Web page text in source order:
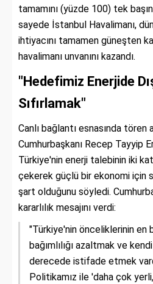
tamamını (yüzde 100) tek
sayede İstanbul Havalimanı,
ihtiyacını tamamen güneşten
havalimanı unvanını kazandı.
"Hedefimiz Enerjide
Sıfırlamak"
Canlı bağlantı esnasında tören
Cumhurbaşkanı Recep Tayyip
Türkiye'nin enerji talebinin iki
çekerek güçlü bir ekonomi için
şart olduğunu söyledi.
kararlılık mesajını verdi:
"Türkiye'nin önceliklerinin en
bağımlılığı azaltmak ve
derecede istifade etmek
Politikamız ile 'daha çok